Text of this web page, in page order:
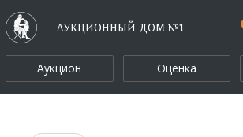
АУКЦИОННЫЙ ДОМ №1
Аукцион Оценка